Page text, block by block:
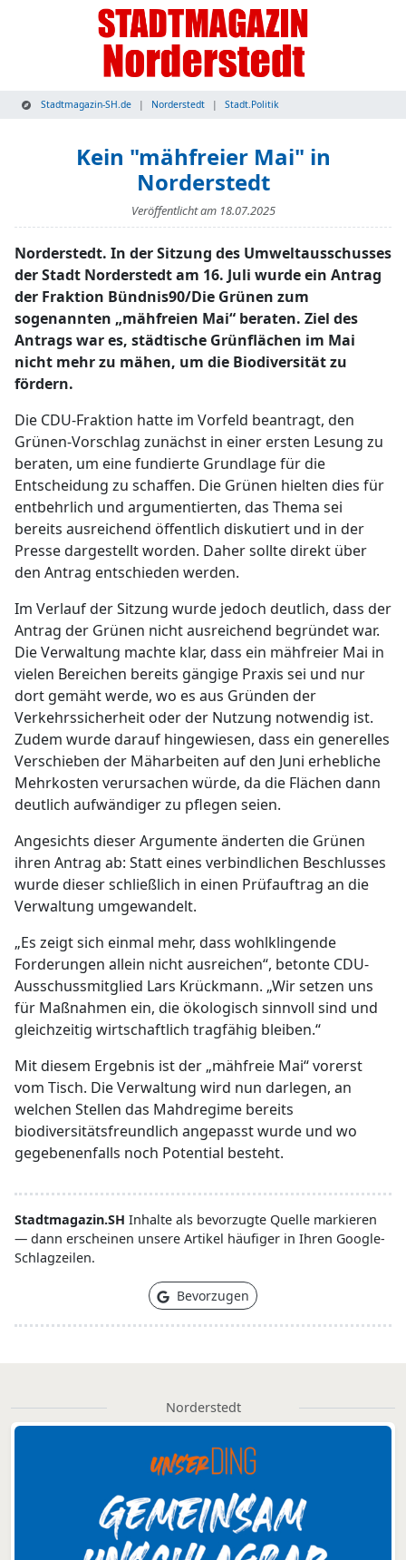
Stadtmagazin-SH.de Norderstedt Stadt.Politik
Kein "mähfreier Mai" in
Norderstedt
Veröffentlicht am 18.07.2025
Norderstedt. In der Sitzung des Umweltausschusses
der Stadt Norderstedt am 16. Juli wurde ein Antrag
der Fraktion Bündnis90/Die Grünen zum
sogenannten „mähfreien Mai“ beraten. Ziel des
Antrags war es, städtische Grünflächen im Mai
nicht mehr zu mähen, um die Biodiversität zu
fördern.
Die CDU-Fraktion hatte im Vorfeld beantragt, den
Grünen-Vorschlag zunächst in einer ersten Lesung zu
beraten, um eine fundierte Grundlage für die
Entscheidung zu schaffen. Die Grünen hielten dies für
entbehrlich und argumentierten, das Thema sei
bereits ausreichend öffentlich diskutiert und in der
Presse dargestellt worden. Daher sollte direkt über
den Antrag entschieden werden.
Im Verlauf der Sitzung wurde jedoch deutlich, dass der
Antrag der Grünen nicht ausreichend begründet war.
Die Verwaltung machte klar, dass ein mähfreier Mai in
vielen Bereichen bereits gängige Praxis sei und nur
dort gemäht werde, wo es aus Gründen der
Verkehrssicherheit oder der Nutzung notwendig ist.
Zudem wurde darauf hingewiesen, dass ein generelles
Verschieben der Mäharbeiten auf den Juni erhebliche
Mehrkosten verursachen würde, da die Flächen dann
deutlich aufwändiger zu pflegen seien.
Angesichts dieser Argumente änderten die Grünen
ihren Antrag ab: Statt eines verbindlichen Beschlusses
wurde dieser schließlich in einen Prüfauftrag an die
Verwaltung umgewandelt.
„Es zeigt sich einmal mehr, dass wohlklingende
Forderungen allein nicht ausreichen“, betonte CDU-
Ausschussmitglied Lars Krückmann. „Wir setzen uns
für Maßnahmen ein, die ökologisch sinnvoll sind und
gleichzeitig wirtschaftlich tragfähig bleiben.“
Mit diesem Ergebnis ist der „mähfreie Mai“ vorerst
vom Tisch. Die Verwaltung wird nun darlegen, an
welchen Stellen das Mahdregime bereits
biodiversitätsfreundlich angepasst wurde und wo
gegebenenfalls noch Potential besteht.
Stadtmagazin.SH Inhalte als bevorzugte Quelle markieren
— dann erscheinen unsere Artikel häufiger in Ihren Google-
Schlagzeilen.
Bevorzugen
Norderstedt